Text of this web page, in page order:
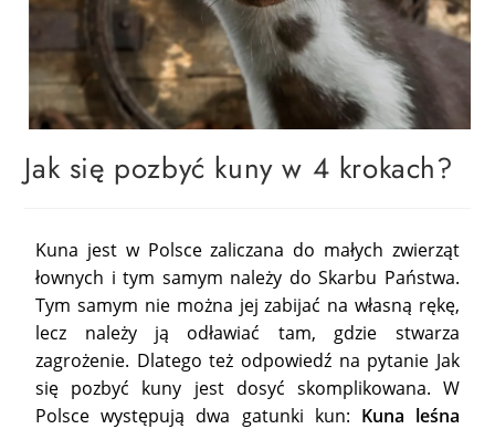
Jak się pozbyć kuny w 4 krokach?
Kuna jest w Polsce zaliczana do małych zwierząt
łownych i tym samym należy do Skarbu Państwa.
Tym samym nie można jej zabijać na własną rękę,
lecz należy ją odławiać tam, gdzie stwarza
zagrożenie. Dlatego też odpowiedź na pytanie Jak
się pozbyć kuny jest dosyć skomplikowana. W
Polsce występują dwa gatunki kun: Kuna leśna